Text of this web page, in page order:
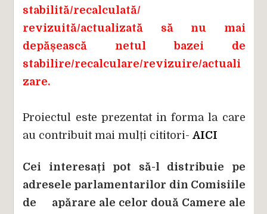
stabilită/recalculată/
revizuită/actualizată să nu mai
depășească netul bazei de
stabilire/recalculare/revizuire/actuali
zare.
Proiectul este prezentat in forma la care
au contribuit mai mulți cititori-AICI
Cei interesați pot să-l distribuie pe
adresele parlamentarilor din Comisiile
de apărare ale celor două Camere ale